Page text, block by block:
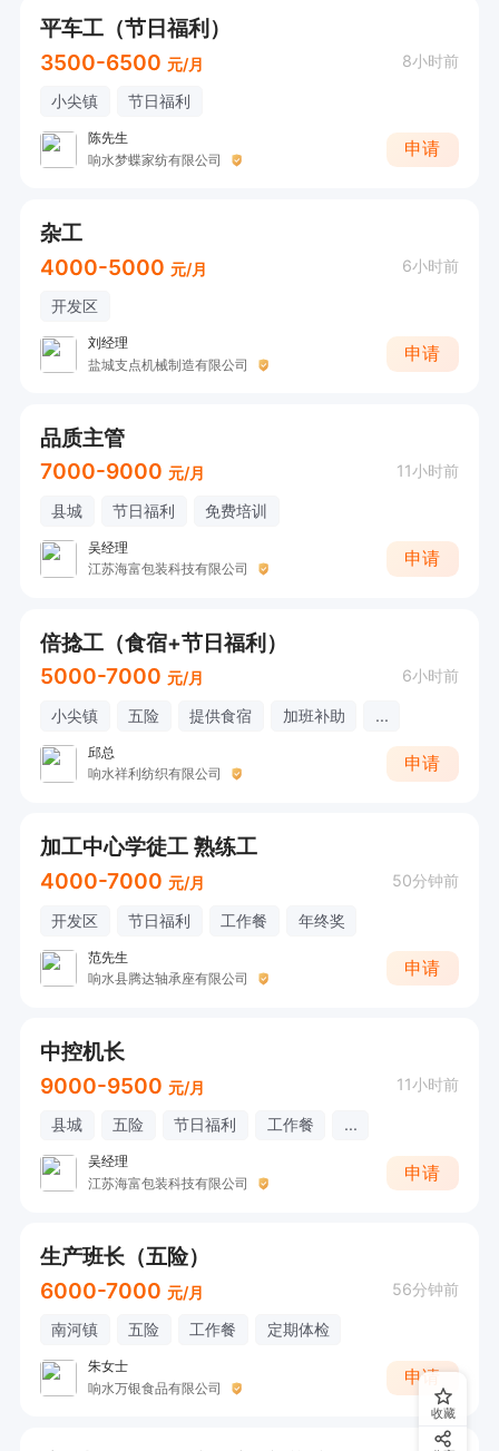
平车工（节日福利）
3500-6500 元/月 8小时前
小尖镇 节日福利
陈先生
响水梦蝶家纺有限公司
申请
杂工
4000-5000 元/月 6小时前
开发区
刘经理
盐城支点机械制造有限公司
申请
品质主管
7000-9000 元/月 11小时前
县城 节日福利 免费培训
吴经理
江苏海富包装科技有限公司
申请
倍捻工（食宿+节日福利）
5000-7000 元/月 6小时前
小尖镇 五险 提供食宿 加班补助 ...
邱总
响水祥利纺织有限公司
申请
加工中心学徒工 熟练工
4000-7000 元/月 50分钟前
开发区 节日福利 工作餐 年终奖
范先生
响水县腾达轴承座有限公司
申请
中控机长
9000-9500 元/月 11小时前
县城 五险 节日福利 工作餐 ...
吴经理
江苏海富包装科技有限公司
申请
生产班长（五险）
6000-7000 元/月 56分钟前
南河镇 五险 工作餐 定期体检
朱女士
响水万银食品有限公司
申请
收藏